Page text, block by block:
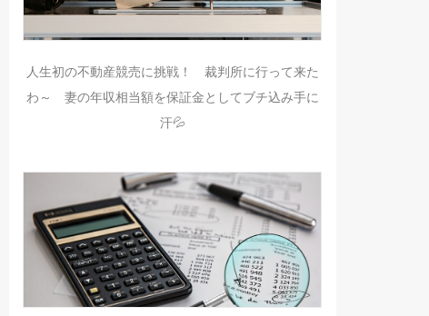
人生初の不動産競売に挑戦！ 裁判所に行って来た
わ～ 妻の年収相当額を保証金としてブチ込み手に
汗💦